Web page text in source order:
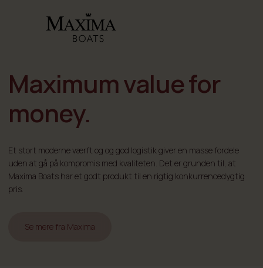
Maximum value for
money.
Et stort moderne værft og og god logistik giver en masse fordele
uden at gå på kompromis med kvaliteten. Det er grunden til, at
Maxima Boats har et godt produkt til en rigtig konkurrencedygtig
pris.
Se mere fra Maxima